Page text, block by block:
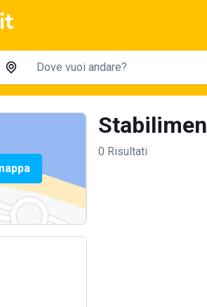
0 Risultati